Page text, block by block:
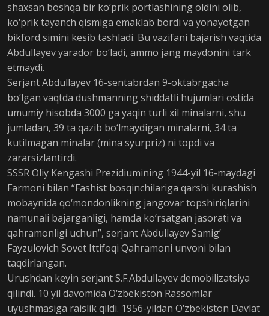
shaxsan boshqa bir ko‘prik portlashining oldini olib,
ko‘prik tayanch qismiga emaklab bordi va yonayotgan
bikford simini kesib tashladi. Bu vazifani bajarish vaqtida
Abdullayev yarador bo‘ladi, ammo jang maydonini tark
etmaydi.
Serjant Abdullayev 16-sentabrdan 9-oktabrgacha
bo‘lgan vaqtda dushmanning shiddatli hujumlari ostida
umumiy hisobda 3000 ga yaqin turli xil minalarni, shu
jumladan, 39 ta qazib bo‘lmaydigan minalarni, 34 ta
kutilmagan minalar (mina syurpriz) ni topdi va
zararsizlantirdi.
SSSR Oliy Kengashi Prezidiumining 1944-yil 16-maydagi
Farmoni bilan “Fashist bosqinchilariga qarshi kurashish
mobaynida qo‘mondonlikning jangovar topshiriqlarini
namunali bajarganligi, hamda ko‘rsatgan jasorati va
qahramonligi uchun”, serjant Abdullayev Samig’
Fayzulovich Sovet Ittifoqi Qahramoni unvoni bilan
taqdirlangan.
Urushdan keyin serjant S.F.Abdullayev demobilizatsiya
qilindi. 10 yil davomida O‘zbekiston Rassomlar
uyushmasiga raislik qildi. 1956-yildan O‘zbekiston Davlat